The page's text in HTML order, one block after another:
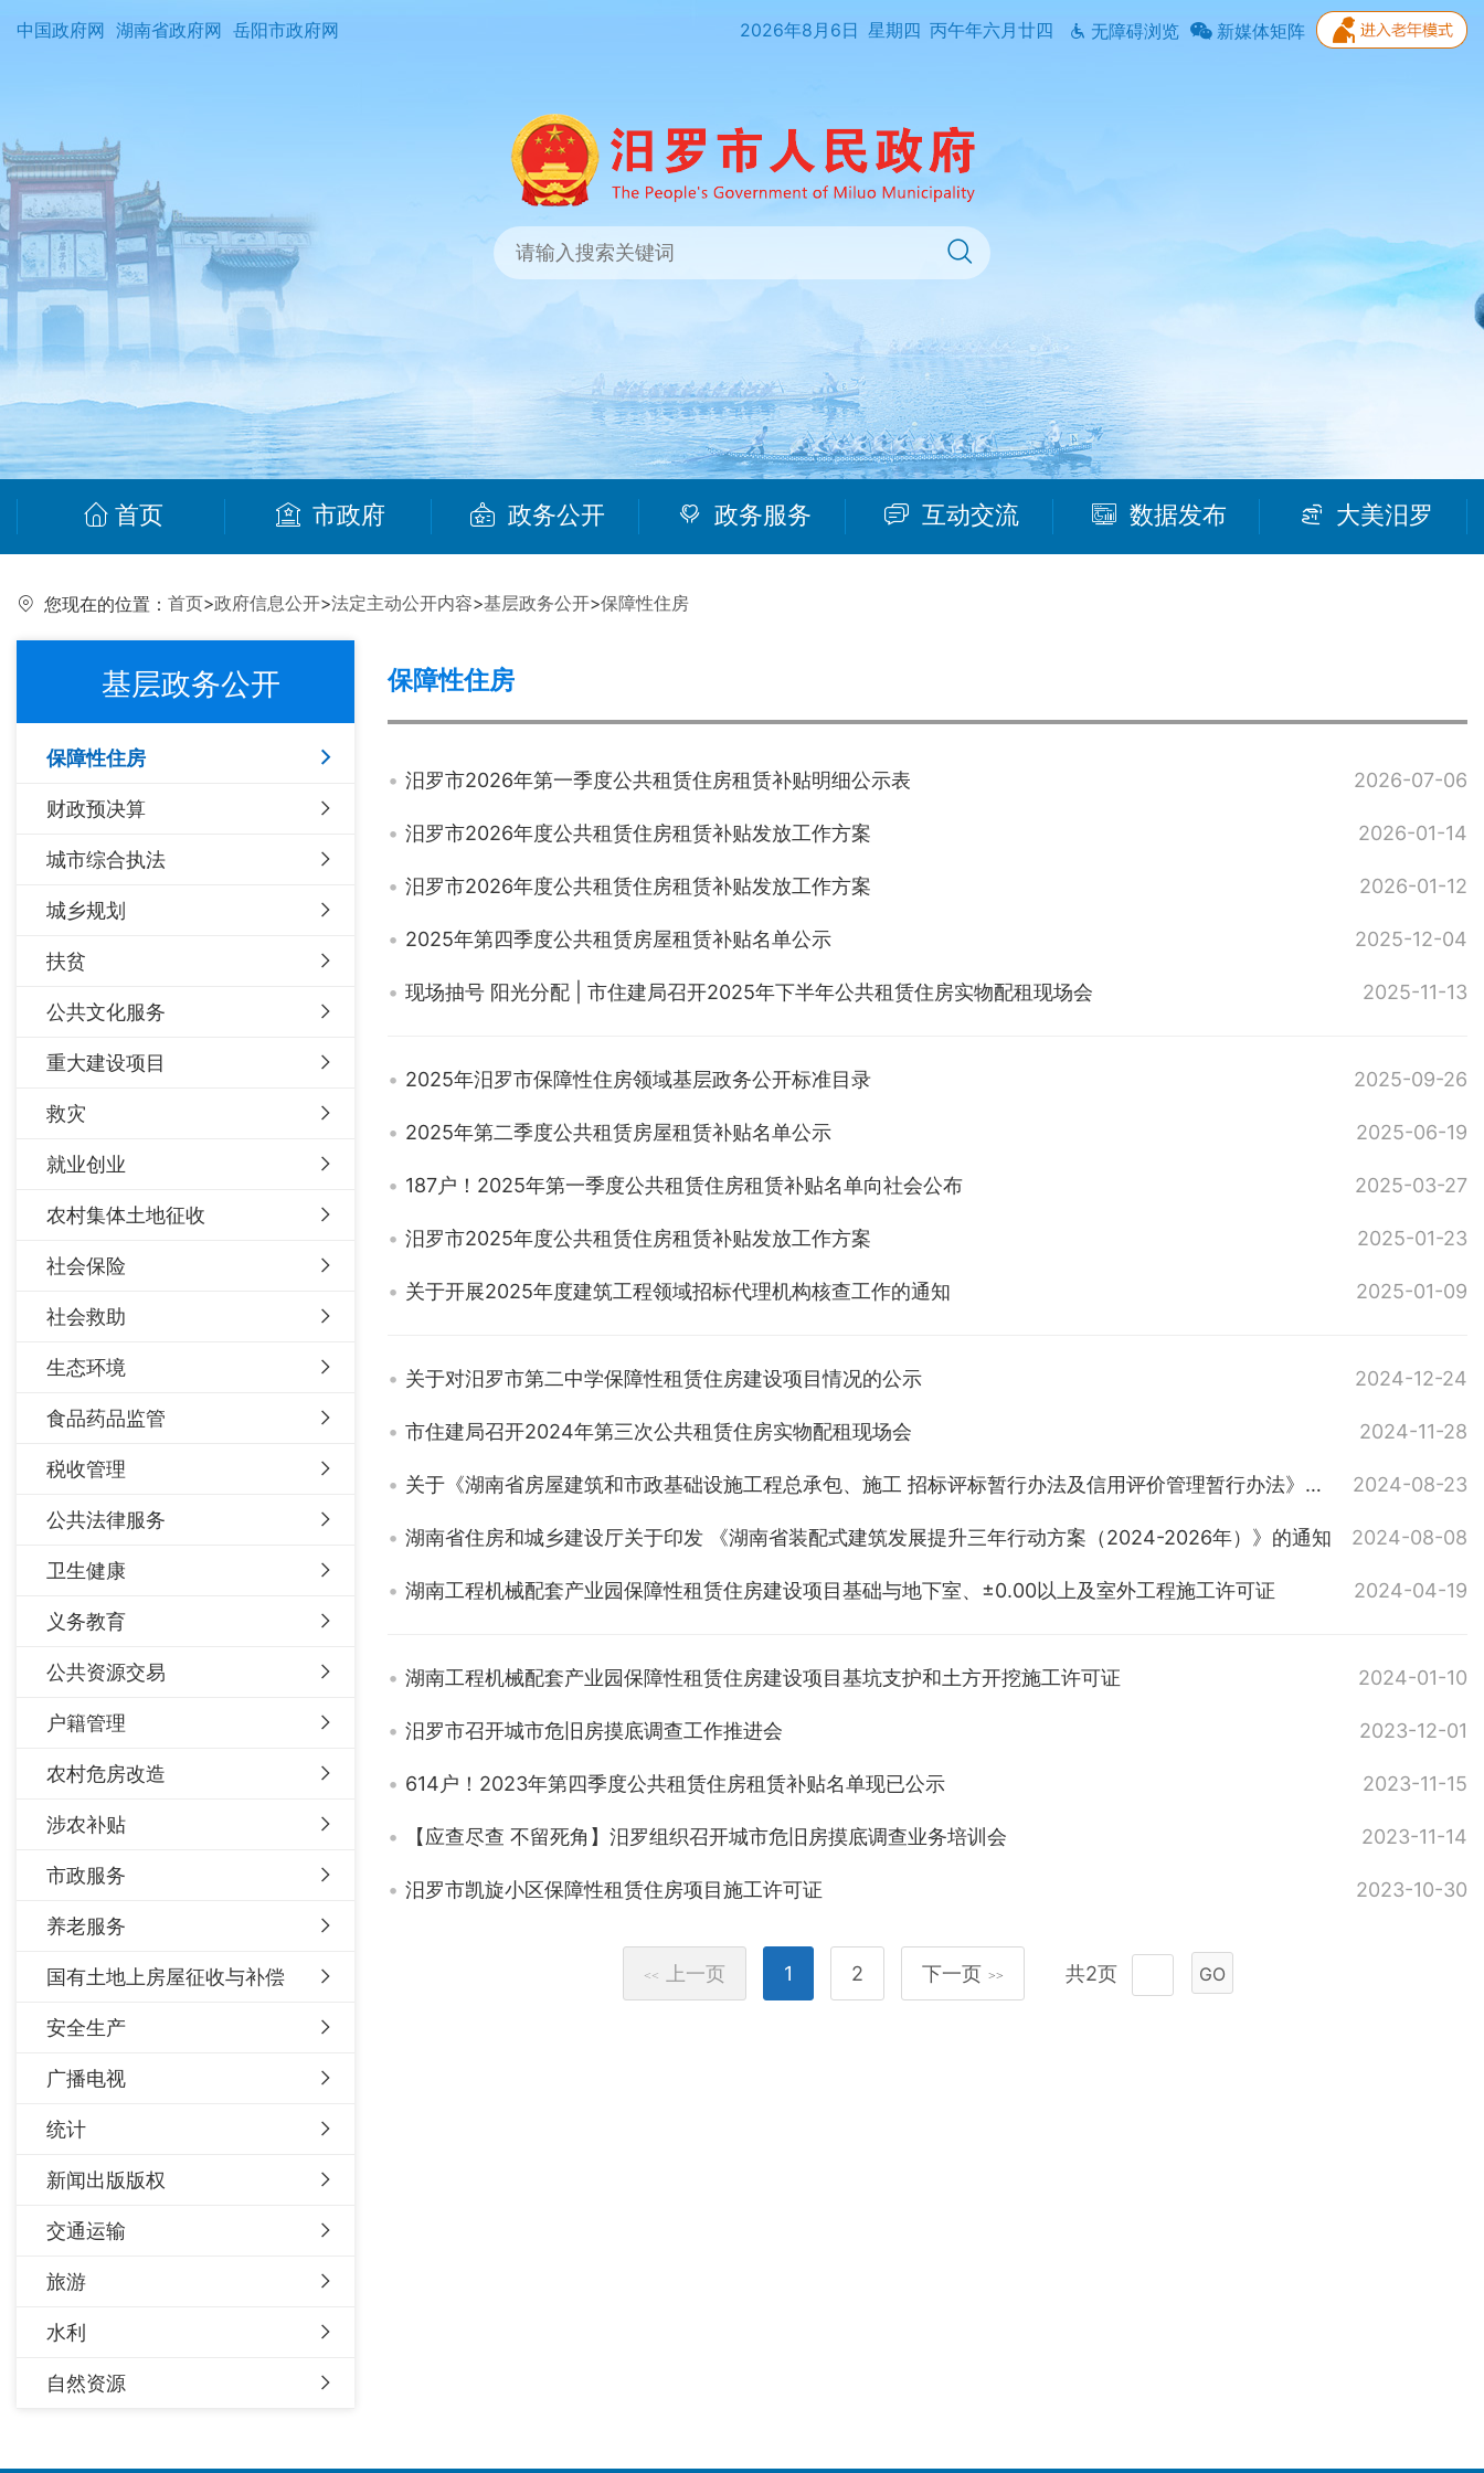
中国政府网 湖南省政府网 岳阳市政府网 2026年8月6日 星期四 丙午年六月廿四 无障碍浏览 新媒体矩阵
首页 市政府 政务公开 政务服务 互动交流 数据发布 大美汨罗
您现在的位置： 首页>政府信息公开>法定主动公开内容>基层政务公开>保障性住房
基层政务公开
保障性住房
财政预决算
城市综合执法
城乡规划
扶贫
公共文化服务
重大建设项目
救灾
就业创业
农村集体土地征收
社会保险
社会救助
生态环境
食品药品监管
税收管理
公共法律服务
卫生健康
义务教育
公共资源交易
户籍管理
农村危房改造
涉农补贴
市政服务
养老服务
国有土地上房屋征收与补偿
安全生产
广播电视
统计
新闻出版版权
交通运输
旅游
水利
自然资源
保障性住房
汨罗市2026年第一季度公共租赁住房租赁补贴明细公示表 2026-07-06
汨罗市2026年度公共租赁住房租赁补贴发放工作方案 2026-01-14
汨罗市2026年度公共租赁住房租赁补贴发放工作方案 2026-01-12
2025年第四季度公共租赁房屋租赁补贴名单公示 2025-12-04
现场抽号 阳光分配 | 市住建局召开2025年下半年公共租赁住房实物配租现场会 2025-11-13
2025年汨罗市保障性住房领域基层政务公开标准目录 2025-09-26
2025年第二季度公共租赁房屋租赁补贴名单公示 2025-06-19
187户！2025年第一季度公共租赁住房租赁补贴名单向社会公布 2025-03-27
汨罗市2025年度公共租赁住房租赁补贴发放工作方案 2025-01-23
关于开展2025年度建筑工程领域招标代理机构核查工作的通知 2025-01-09
关于对汨罗市第二中学保障性租赁住房建设项目情况的公示 2024-12-24
市住建局召开2024年第三次公共租赁住房实物配租现场会 2024-11-28
关于《湖南省房屋建筑和市政基础设施工程总承包、施工 招标评标暂行办法及信用评价管理暂行办法》的解读 2024-08-23
湖南省住房和城乡建设厅关于印发 《湖南省装配式建筑发展提升三年行动方案（2024-2026年）》的通知 2024-08-08
湖南工程机械配套产业园保障性租赁住房建设项目基础与地下室、±0.00以上及室外工程施工许可证 2024-04-19
湖南工程机械配套产业园保障性租赁住房建设项目基坑支护和土方开挖施工许可证 2024-01-10
汨罗市召开城市危旧房摸底调查工作推进会 2023-12-01
614户！2023年第四季度公共租赁住房租赁补贴名单现已公示 2023-11-15
【应查尽查 不留死角】汨罗组织召开城市危旧房摸底调查业务培训会 2023-11-14
汨罗市凯旋小区保障性租赁住房项目施工许可证 2023-10-30
<< 上一页 1 2 下一页 >> 共2页 GO